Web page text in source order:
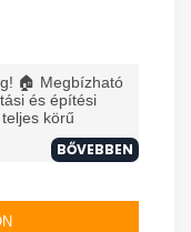
🏠 Megbízható
és építési
körű
BŐVEBBEN